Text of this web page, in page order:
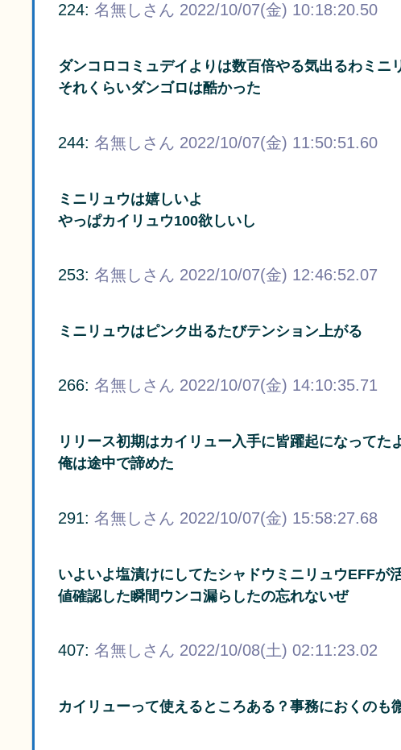
224: 名無しさん 2022/10/07(金) 10:18:20.50
ダンコロコミュデイよりは数百倍やる気出るわミニ
それくらいダンゴロは酷かった
244: 名無しさん 2022/10/07(金) 11:50:51.60
ミニリュウは嬉しいよ
やっぱカイリュウ100欲しいし
253: 名無しさん 2022/10/07(金) 12:46:52.07
ミニリュウはピンク出るたびテンション上がる
266: 名無しさん 2022/10/07(金) 14:10:35.71
リリース初期はカイリュー入手に皆躍起になってた
俺は途中で諦めた
291: 名無しさん 2022/10/07(金) 15:58:27.68
いよいよ塩漬けにしてたシャドウミニリュウEFF
値確認した瞬間ウンコ漏らしたの忘れないぜ
407: 名無しさん 2022/10/08(土) 02:11:23.02
カイリューって使えるところある？事務におくのも